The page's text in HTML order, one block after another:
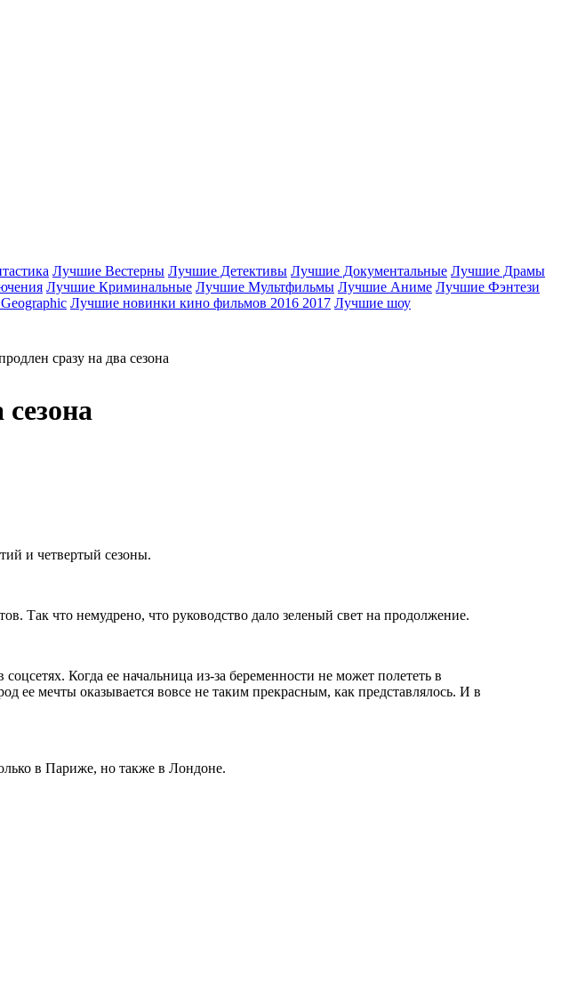
Лучшие Вестерны Лучшие Детективы Лучшие Документальные Лучшие Драмы
Лучшие Криминальные Лучшие Мультфильмы Лучшие Аниме Лучшие Фэнтези
Лучшие новинки кино фильмов 2016 2017 Лучшие шоу
сразу на два сезона
и четвертый сезоны.
Так что немудрено, что руководство дало зеленый свет на продолжение.
Когда ее начальница из-за беременности не может полететь в
мечты оказывается вовсе не таким прекрасным, как представлялось. И в
в Париже, но также в Лондоне.